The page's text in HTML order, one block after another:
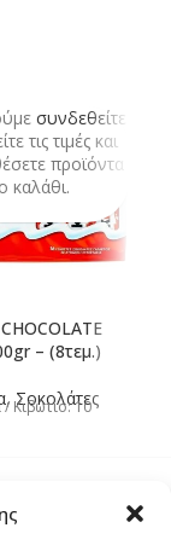
– (8τεμ.)
,Σοκολάτες
Κιβώτιο: 10
συνδεθείτε
τις τιμές και
προϊόντα
καλάθι.